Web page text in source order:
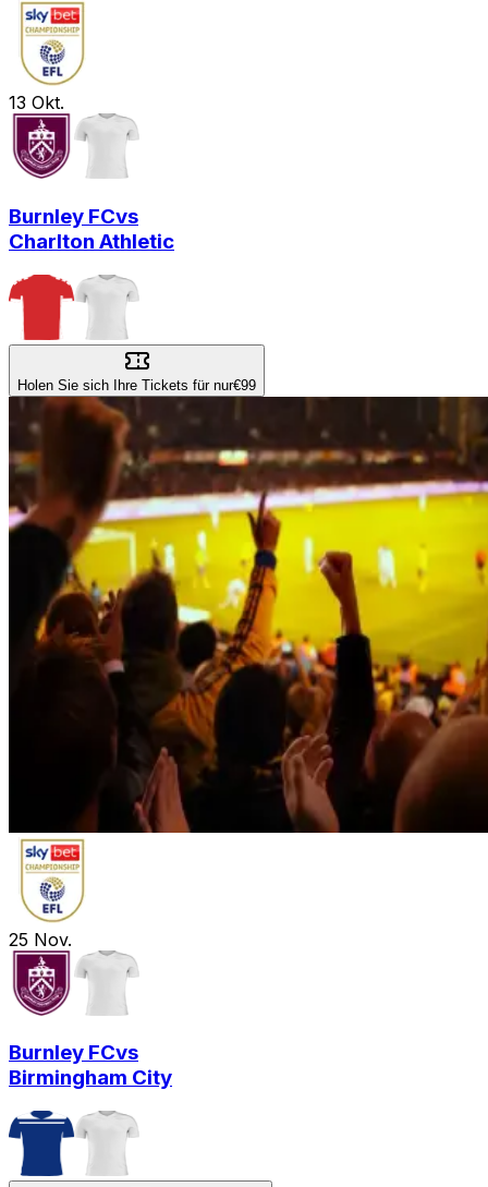
13 Okt.
Burnley FCvs
Charlton Athletic
Holen Sie sich Ihre Tickets für nur€99
25 Nov.
Burnley FCvs
Birmingham City